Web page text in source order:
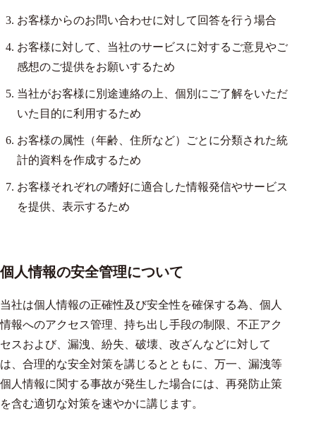
お客様からのお問い合わせに対して回答を行う場合
お客様に対して、当社のサービスに対するご意見やご
感想のご提供をお願いするため
当社がお客様に別途連絡の上、個別にご了解をいただ
いた目的に利用するため
お客様の属性（年齢、住所など）ごとに分類された統
計的資料を作成するため
お客様それぞれの嗜好に適合した情報発信やサービス
を提供、表示するため
個人情報の安全管理について
当社は個人情報の正確性及び安全性を確保する為、個人
情報へのアクセス管理、持ち出し手段の制限、不正アク
セスおよび、漏洩、紛失、破壊、改ざんなどに対して
は、合理的な安全対策を講じるとともに、万一、漏洩等
個人情報に関する事故が発生した場合には、再発防止策
を含む適切な対策を速やかに講じます。